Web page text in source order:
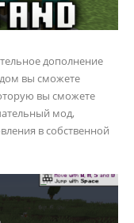
дополнение
вы сможете
вы сможете
мод,
в собственной